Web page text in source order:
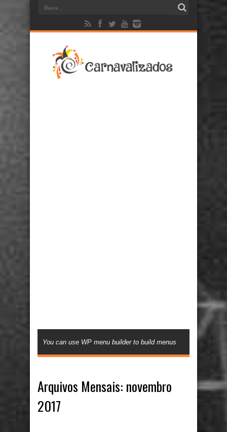
You can use WP menu builder to build menus
Arquivos Mensais: novembro
2017